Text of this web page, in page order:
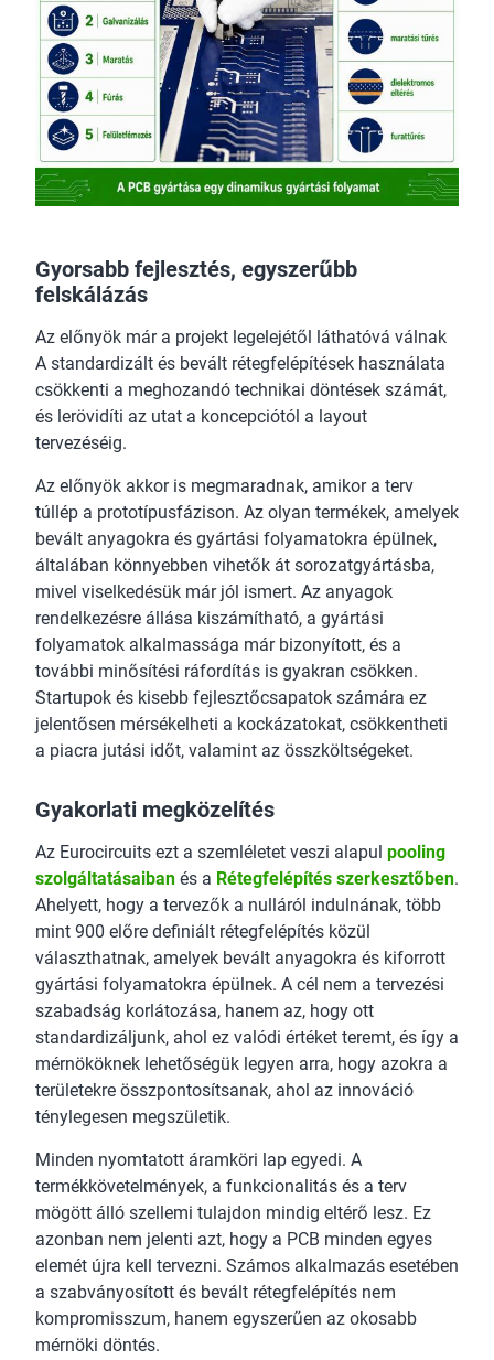
Gyorsabb fejlesztés, egyszerűbb
felskálázás
Az előnyök már a projekt legelejétől láthatóvá válnak
A standardizált és bevált rétegfelépítések használata
csökkenti a meghozandó technikai döntések számát,
és lerövidíti az utat a koncepciótól a layout
tervezéséig.
Az előnyök akkor is megmaradnak, amikor a terv
túllép a prototípusfázison. Az olyan termékek, amelyek
bevált anyagokra és gyártási folyamatokra épülnek,
általában könnyebben vihetők át sorozatgyártásba,
mivel viselkedésük már jól ismert. Az anyagok
rendelkezésre állása kiszámítható, a gyártási
folyamatok alkalmassága már bizonyított, és a
további minősítési ráfordítás is gyakran csökken.
Startupok és kisebb fejlesztőcsapatok számára ez
jelentősen mérsékelheti a kockázatokat, csökkentheti
a piacra jutási időt, valamint az összköltségeket.
Gyakorlati megközelítés
Az Eurocircuits ezt a szemléletet veszi alapul pooling
szolgáltatásaiban és a Rétegfelépítés szerkesztőben.
Ahelyett, hogy a tervezők a nulláról indulnának, több
mint 900 előre definiált rétegfelépítés közül
választhatnak, amelyek bevált anyagokra és kiforrott
gyártási folyamatokra épülnek. A cél nem a tervezési
szabadság korlátozása, hanem az, hogy ott
standardizáljunk, ahol ez valódi értéket teremt, és így a
mérnököknek lehetőségük legyen arra, hogy azokra a
területekre összpontosítsanak, ahol az innováció
ténylegesen megszületik.
Minden nyomtatott áramköri lap egyedi. A
termékkövetelmények, a funkcionalitás és a terv
mögött álló szellemi tulajdon mindig eltérő lesz. Ez
azonban nem jelenti azt, hogy a PCB minden egyes
elemét újra kell tervezni. Számos alkalmazás esetében
a szabványosított és bevált rétegfelépítés nem
kompromisszum, hanem egyszerűen az okosabb
mérnöki döntés.